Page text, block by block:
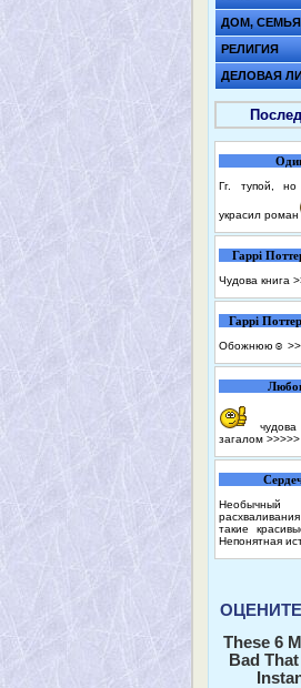
ДОМ, СЕМЬЯ
РЕЛИГИЯ
ДЕЛОВАЯ
Гг. тупой, но
украсил роман
Гаррі
Чудова книга
Гаррі
Обожнюю☺️
загалом >>>>>
такие
Непонятная
ОЦЕНИТЕ
These 6
Bad